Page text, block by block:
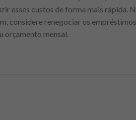
esses custos de forma mais rápida.
considere renegociar os
orçamento mensal.